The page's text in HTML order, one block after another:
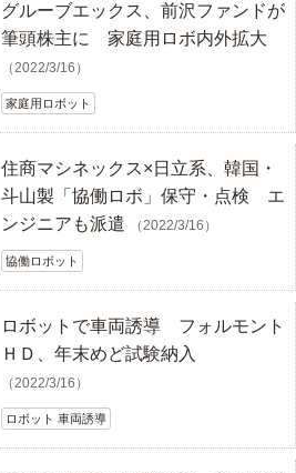
グルーブエックス、前沢ファンドが
筆頭株主に 家庭用ロボ内外拡大
（2022/3/16）
家庭用ロボット
住商マシネックス×日立系、韓国・
斗山製「協働ロボ」保守・点検 エ
ンジニアも派遣
（2022/3/16）
協働ロボット
ロボットで車両誘導 フォルモント
ＨＤ、年末めど試験納入
（2022/3/16）
ロボット 車両誘導